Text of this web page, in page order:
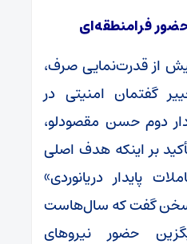
فرامنطقه‌ای
از قدرت‌نمایی صرف،
گفتمان امنیتی در
دوم حسن مقصودلو،
بر اینکه هدف اصلی
پایدار دریانوردی»
سخن گفت که سال‌هاست
حضور نیروهای